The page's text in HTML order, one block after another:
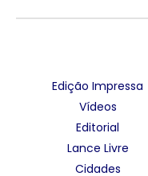
Edição Impressa
Vídeos
Editorial
Lance Livre
Cidades